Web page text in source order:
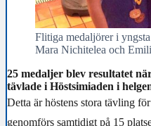
Flitiga medaljörer i
Mara Nichitelea och
25 medaljer blev resultatet
tävlade i Höstsimiaden i
Detta är höstens stora tävling
genomförs samtidigt på 15